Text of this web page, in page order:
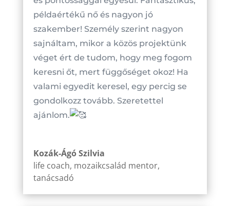
példaértékű nő és nagyon jó
szakember! Személy szerint nagyon
sajnáltam, mikor a közös projektünk
véget ért de tudom, hogy meg fogom
keresni őt, mert függőséget okoz! Ha
valami egyedit keresel, egy percig se
gondolkozz tovább. Szeretettel
ajánlom.
Kozák-Ágó Szilvia
life coach, mozaikcsalád mentor,
tanácsadó